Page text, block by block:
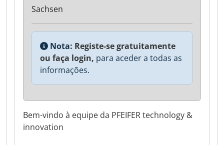
Bem-vindo à equipe da PFEIFER technology &
innovation
Sachsen
Nota: Registe-se gratuitamente
ou faça login, para aceder a todas as
informações.